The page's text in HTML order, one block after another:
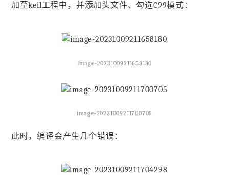
加至keil工程中，并添加头文件、勾选C99模式：
image-20231009211658180
image-20231009211700705
此时，编译会产生几个错误：